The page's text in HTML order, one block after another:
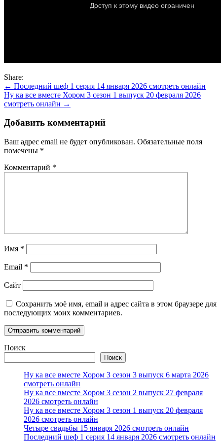
Share:
Навигация
по
← Последний шеф 1 серия 14 января 2026 смотреть онлайн
Ну ка все вместе Хором 3 сезон 1 выпуск 20 февраля 2026
смотреть онлайн →
Добавить комментарий
Ваш адрес email не будет опубликован. Обязательные поля
помечены *
Комментарий *
Имя *
Email *
Сайт
Сохранить моё имя, email и адрес сайта в этом браузере для
последующих моих комментариев.
Поиск
Поиск
Ну ка все вместе Хором 3 сезон 3 выпуск 6 марта 2026
смотреть онлайн
Ну ка все вместе Хором 3 сезон 2 выпуск 27 февраля
2026 смотреть онлайн
Ну ка все вместе Хором 3 сезон 1 выпуск 20 февраля
2026 смотреть онлайн
Четыре свадьбы 15 января 2026 смотреть онлайн
Последний шеф 1 серия 14 января 2026 смотреть онлайн